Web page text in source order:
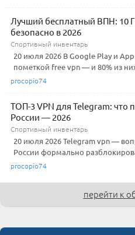
Лучший бесплатный ВПН: 10
безопасно в 2026
Спортивный инвентарь
20 июля 2026 В Google Play и
пометкой free vpn — и 80% из
procopio74
ТОП-3 VPN для Telegram: что
России — 2026
Спортивный инвентарь
20 июля 2026 Telegram vpn —
России формально
procopio74
перейти к